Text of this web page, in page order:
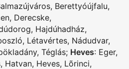
, Berettyóújfalu,
, Derecske,
, Hajdúhadház,
, Létavértes, Nádudvar,
, Téglás; Heves: Eger,
, Hatvan, Heves, Lõrinci,